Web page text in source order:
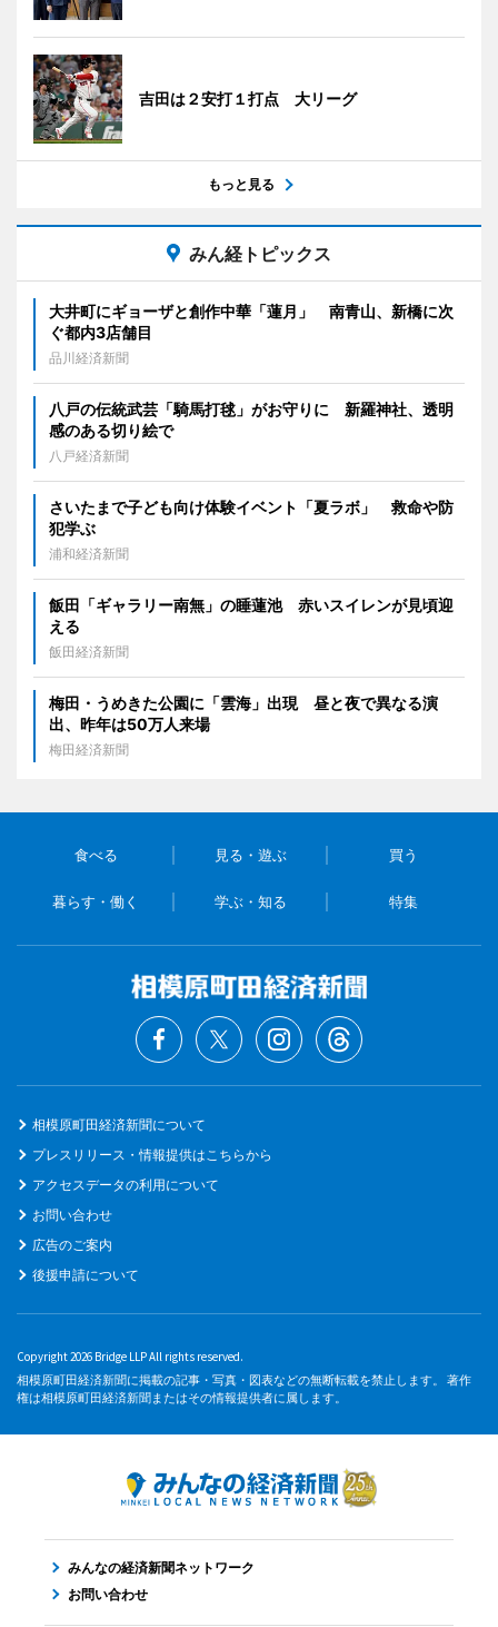
吉田は２安打１打点 大リーグ
もっと見る
みん経トピックス
大井町にギョーザと創作中華「蓮月」 南青山、新橋に次
ぐ都内3店舗目
品川経済新聞
八戸の伝統武芸「騎馬打毬」がお守りに 新羅神社、透明
感のある切り絵で
八戸経済新聞
さいたまで子ども向け体験イベント「夏ラボ」 救命や防
犯学ぶ
浦和経済新聞
飯田「ギャラリー南無」の睡蓮池 赤いスイレンが見頃迎
える
飯田経済新聞
梅田・うめきた公園に「雲海」出現 昼と夜で異なる演
出、昨年は50万人来場
梅田経済新聞
食べる 見る・遊ぶ 買う
暮らす・働く 学ぶ・知る 特集
相模原町田経済新聞について
プレスリリース・情報提供はこちらから
アクセスデータの利用について
お問い合わせ
広告のご案内
後援申請について
Copyright 2026 Bridge LLP All rights reserved.
相模原町田経済新聞に掲載の記事・写真・図表などの無断転載を禁止します。 著作
権は相模原町田経済新聞またはその情報提供者に属します。
みんなの経済新聞ネットワーク
お問い合わせ